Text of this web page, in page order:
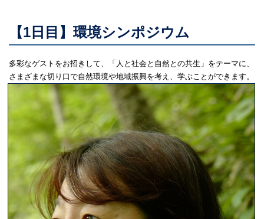
【1日目】環境シンポジウム
多彩なゲストをお招きして、「人と社会と自然との共生」をテーマに、
さまざまな切り口で自然環境や地域振興を考え、学ぶことができます。